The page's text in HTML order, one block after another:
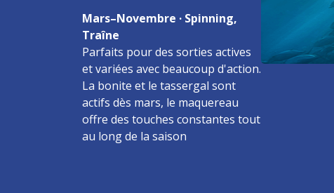
Mars–Novembre · Spinning,
Traîne
Parfaits pour des sorties actives
et variées avec beaucoup d'action.
La bonite et le tassergal sont
actifs dès mars, le maquereau
offre des touches constantes tout
au long de la saison